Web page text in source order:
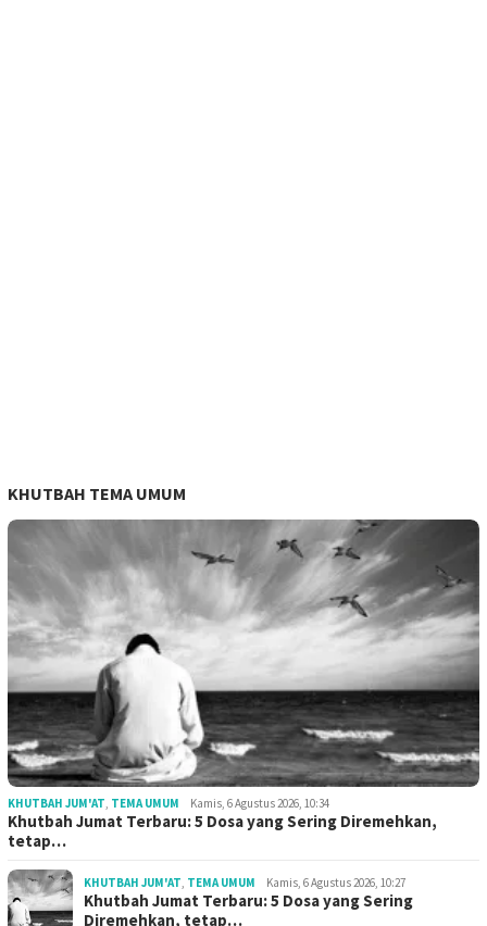
KHUTBAH TEMA UMUM
KHUTBAH JUM'AT TEMA UMUM Kamis, 6 Agustus 2026, 10:34
Khutbah Jumat Terbaru: 5 Dosa yang Sering Diremehkan,
tetap…
KHUTBAH JUM'AT TEMA UMUM Kamis, 6 Agustus 2026, 10:27
Khutbah Jumat Terbaru: 5 Dosa yang Sering
Diremehkan, tetap…